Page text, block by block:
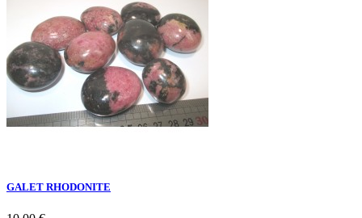
GALET RHODONITE